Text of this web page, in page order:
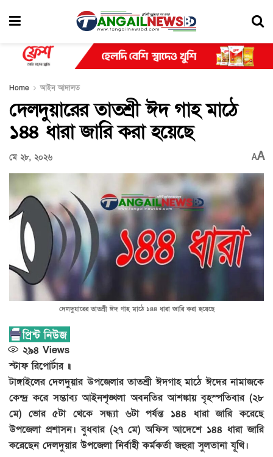
Home আইন আদালত
দেলদুয়ারের তাতশ্রী ঈদ গাহ মাঠে
১৪৪ ধারা জারি করা হয়েছে
মে ২৮, ২০২৬ AA
দেলদুয়ারের তাতশ্রী ঈদ গাহ মাঠে ১৪৪ ধারা জারি করা হয়েছে
২৯৪ Views
স্টাফ রিপোর্টার ॥
টাঙ্গাইলের দেলদুয়ার উপজেলার তাতশ্রী ঈদগাহ মাঠে ঈদের নামাজকে
কেন্দ্র করে সম্ভাব্য আইনশৃঙ্খলা অবনতির আশঙ্কায় বৃহস্পতিবার (২৮
মে) ভোর ৫টা থেকে সন্ধ্যা ৬টা পর্যন্ত ১৪৪ ধারা জারি করেছে
উপজেলা প্রশাসন। বুধবার (২৭ মে) অফিস আদেশে ১৪৪ ধারা জারি
করেছেন দেলদুয়ার উপজেলা নির্বাহী কর্মকর্তা জহুরা সুলতানা যূথি।